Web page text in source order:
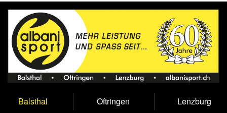
Balsthal Oftringen Lenzburg